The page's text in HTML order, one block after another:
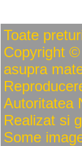
Toate
Copyright
asupra
Autoritatea
Realizat si
Some